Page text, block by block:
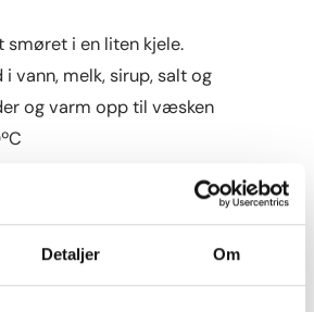
Detaljer Om
smøret i en liten kjele.
i vann, melk, sirup, salt og
og varm opp til væsken
bruker fersk gjær, varmer
væsken til 37ºC, rører
ut i litt av væsken og
alt i det tørre.